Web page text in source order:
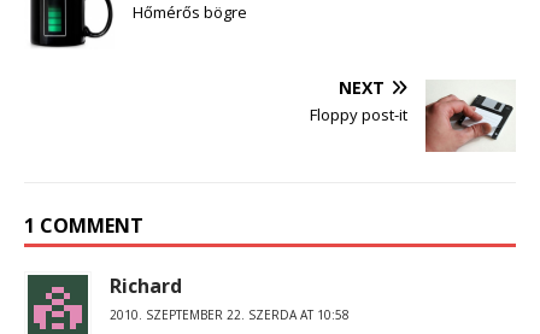
Hőmérős bögre
NEXT
Floppy post-it
1 COMMENT
Richard
2010. SZEPTEMBER 22. SZERDA AT 10:58